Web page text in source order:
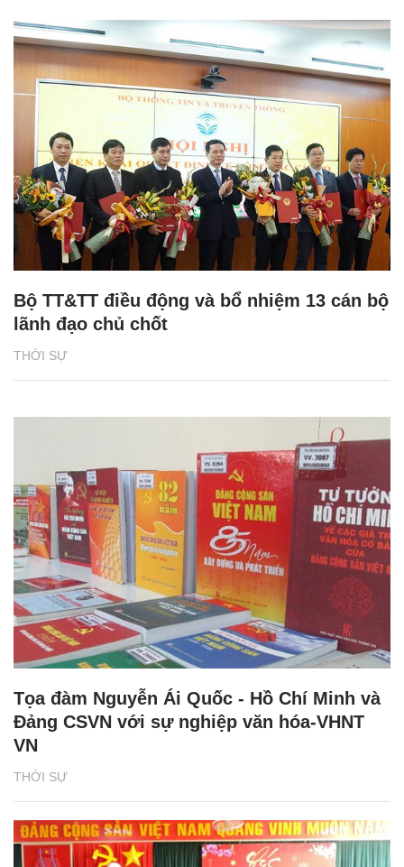
THỜI SỰ
Bộ TT&TT điều động và bổ nhiệm 13 cán bộ
lãnh đạo chủ chốt
THỜI SỰ
Tọa đàm Nguyễn Ái Quốc - Hồ Chí Minh và
Đảng CSVN với sự nghiệp văn hóa-VHNT
VN